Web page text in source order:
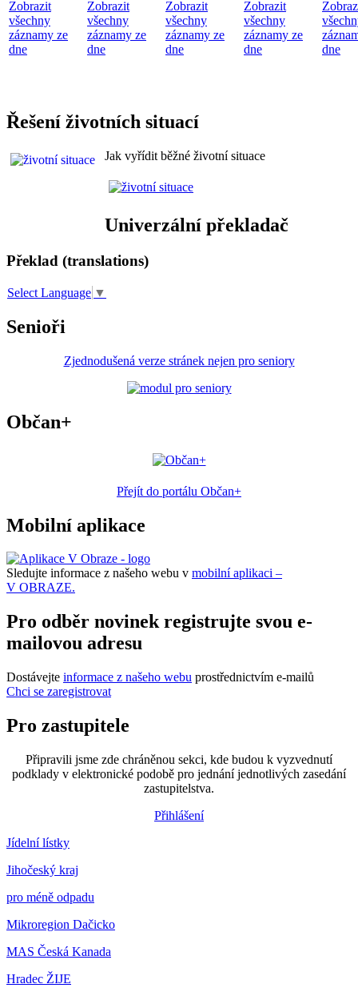
Zobrazit
všechny
záznamy ze
dne
Zobrazit
všechny
záznamy ze
dne
Zobrazit
všechny
záznamy ze
dne
Zobrazit
všechny
záznamy ze
dne
dne
Řešení životních situací
Jak vyřídit běžné životní situace
Univerzální překladač
Překlad (translations)
Select Language ▼
Senioři
Zjednodušená verze stránek nejen pro seniory
Občan+
Přejít do portálu Občan+
Mobilní aplikace
Sledujte informace z našeho webu v mobilní aplikaci –
V OBRAZE.
Pro odběr novinek registrujte svou e-
mailovou adresu
Dostávejte informace z našeho webu prostřednictvím e-mailů
Chci se zaregistrovat
Pro zastupitele
Připravili jsme zde chráněnou sekci, kde budou k vyzvednutí
podklady v elektronické podobě pro jednání jednotlivých zasedání
zastupitelstva.
Přihlášení
Jídelní lístky
Jihočeský kraj
pro méně odpadu
Mikroregion Dačicko
MAS Česká Kanada
Hradec ŽIJE